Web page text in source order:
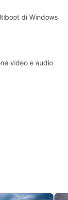
di Windows
video e audio